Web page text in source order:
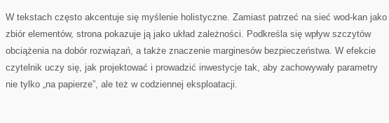
W tekstach często akcentuje się myślenie holistyczne. Zamiast patrzeć na sieć wod-kan jako
zbiór elementów, strona pokazuje ją jako układ zależności. Podkreśla się wpływ szczytów
obciążenia na dobór rozwiązań, a także znaczenie marginesów bezpieczeństwa. W efekcie
czytelnik uczy się, jak projektować i prowadzić inwestycje tak, aby zachowywały parametry
nie tylko „na papierze”, ale też w codziennej eksploatacji.